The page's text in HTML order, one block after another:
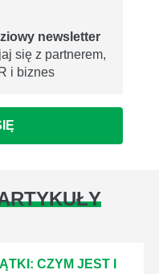
newsletter
się z partnerem,
i biznes
CZYM JEST I